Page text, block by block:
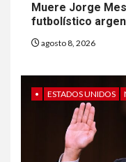
Muere Jorge
futbolístico
agosto 8, 2026
• ESTADOS UNIDOS